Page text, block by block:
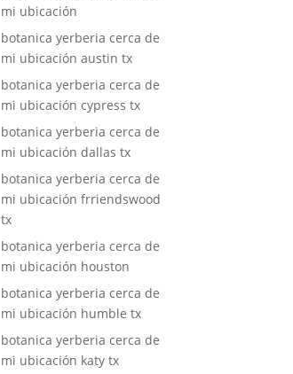
mi ubicación
botanica yerberia cerca de
mi ubicación austin tx
botanica yerberia cerca de
mi ubicación cypress tx
botanica yerberia cerca de
mi ubicación dallas tx
botanica yerberia cerca de
mi ubicación frriendswood
tx
botanica yerberia cerca de
mi ubicación houston
botanica yerberia cerca de
mi ubicación humble tx
botanica yerberia cerca de
mi ubicación katy tx